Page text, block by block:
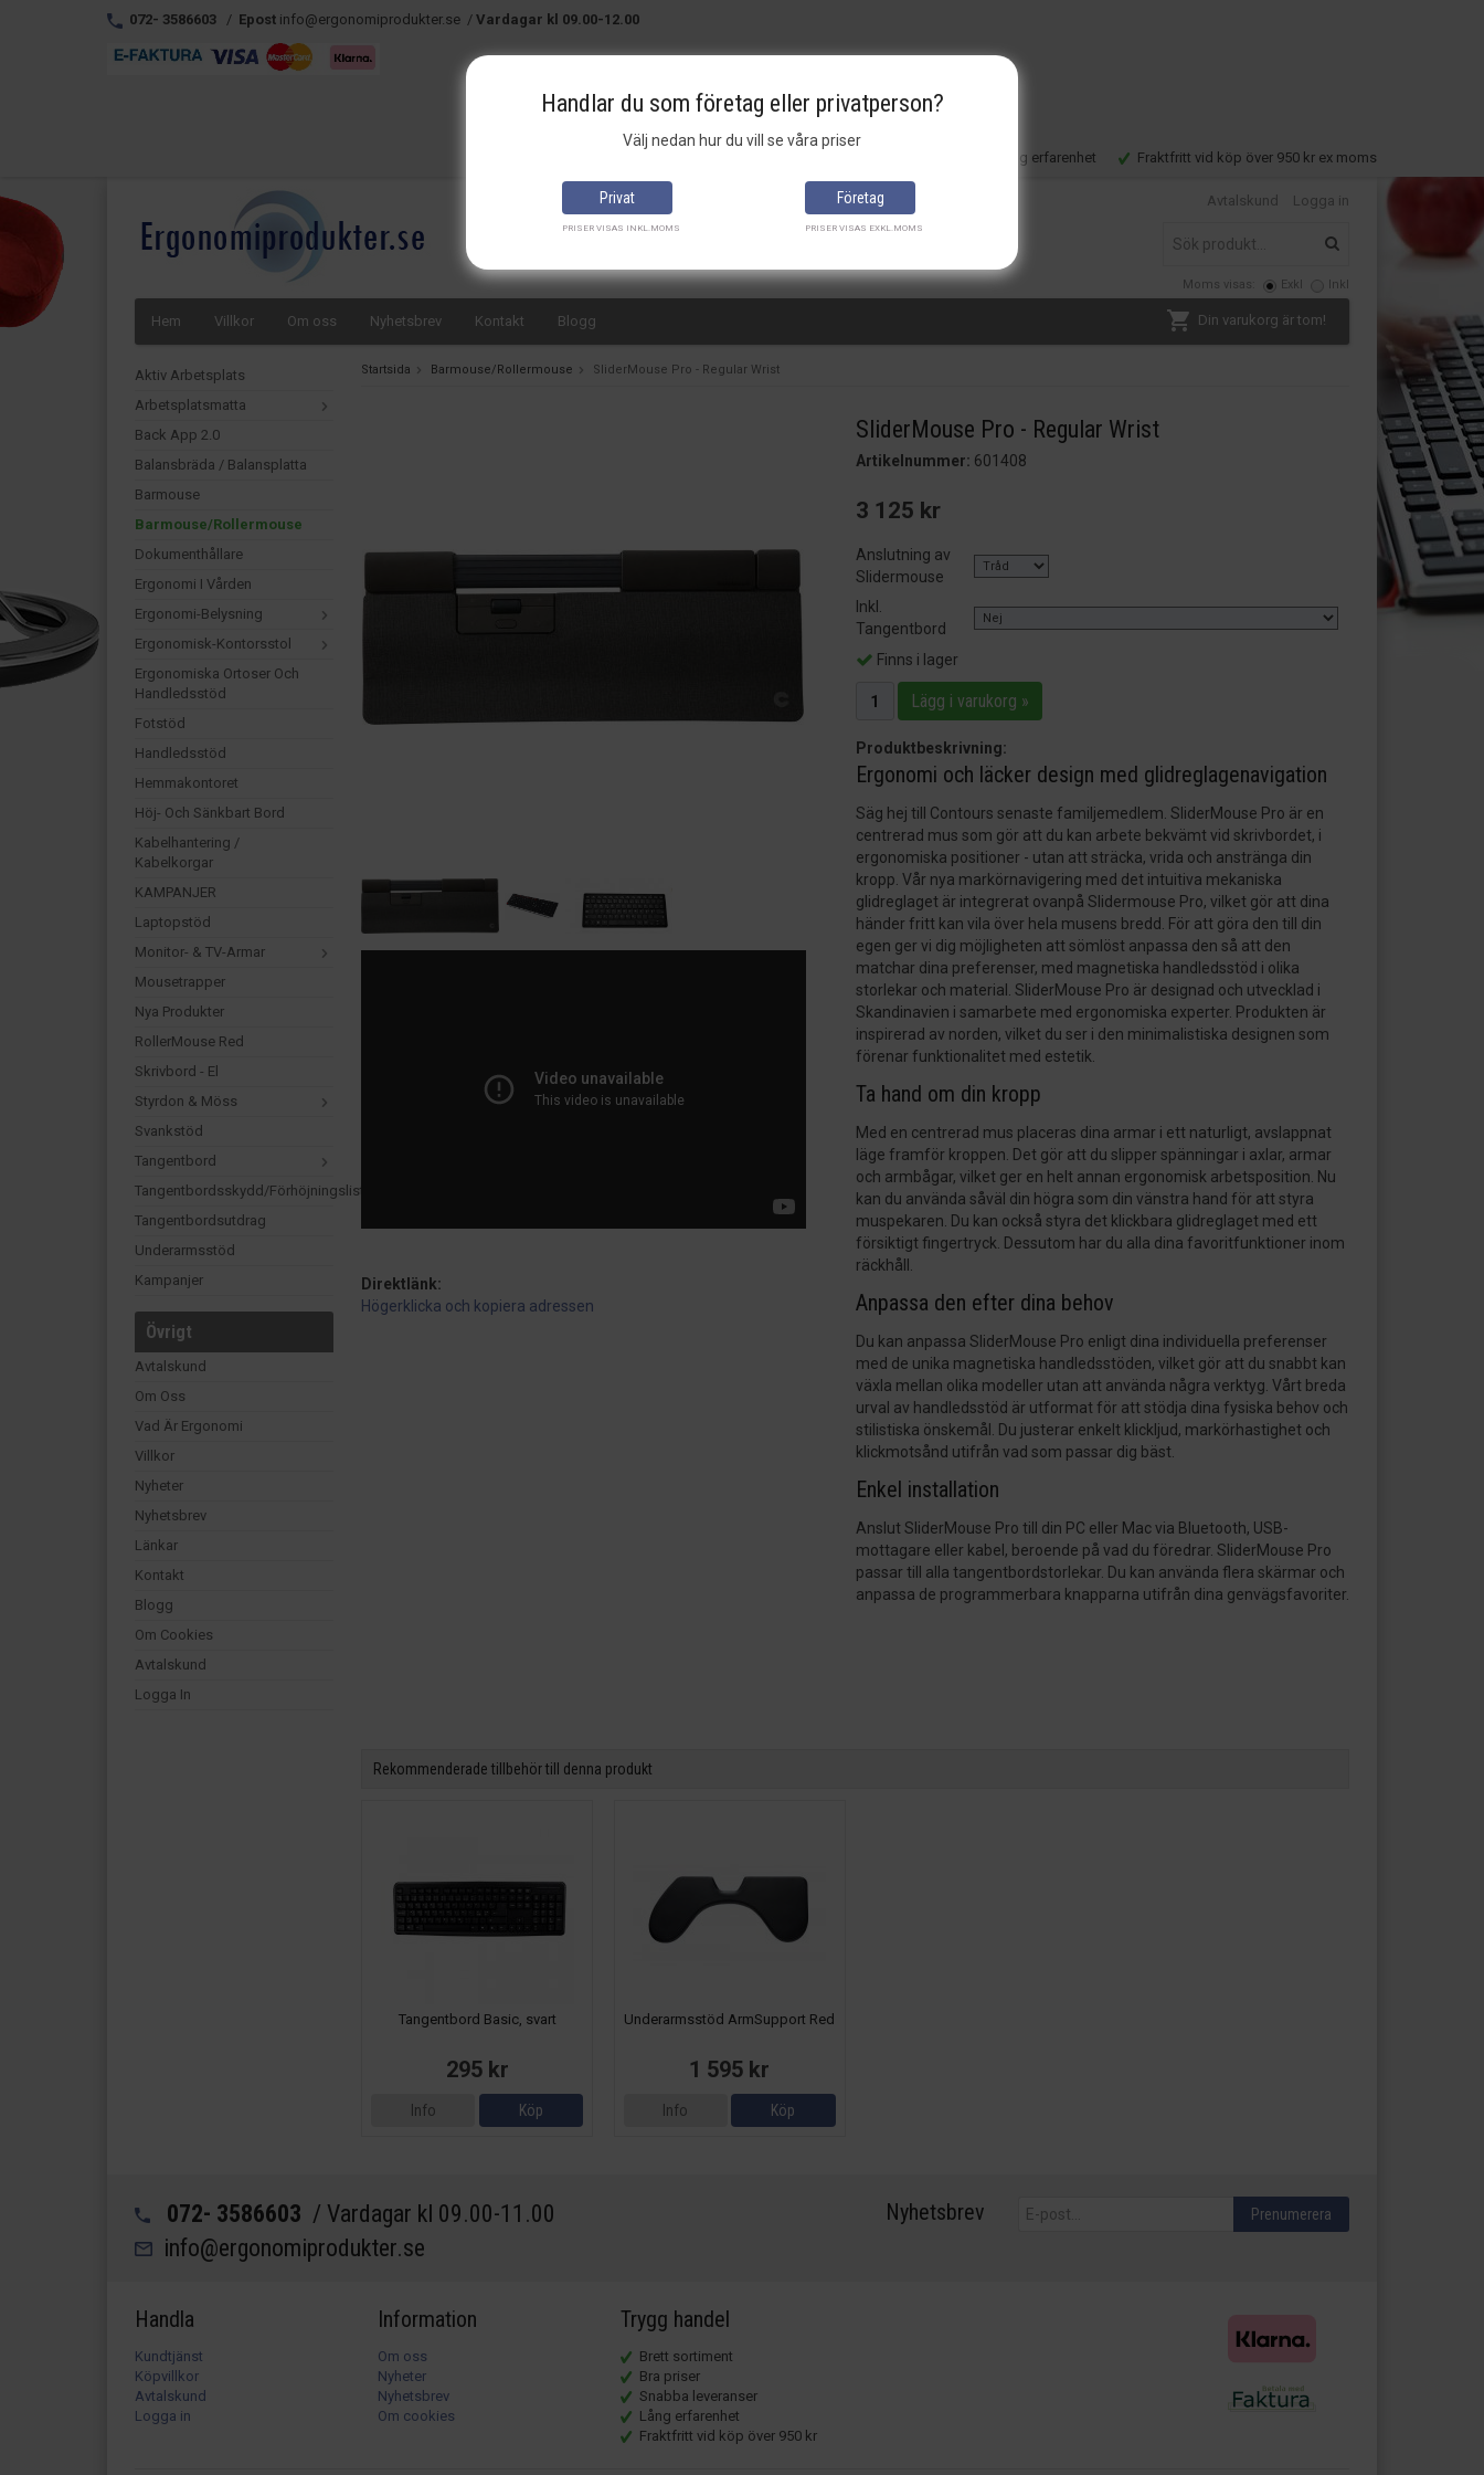
072- 3586603 / Epost info@ergonomiprodukter.se / Vardagar kl 09.00-12.00
Lång erfarenhet Fraktfritt vid köp över 950 kr ex moms
Avtalskund Logga in
Moms visas: Exkl Inkl
Hem Villkor Om oss Nyhetsbrev Kontakt Blogg Din varukorg är tom!
Aktiv Arbetsplats
Arbetsplatsmatta
Back App 2.0
Balansbräda / Balansplatta
Barmouse
Barmouse/Rollermouse
Dokumenthållare
Ergonomi I Vården
Ergonomi-Belysning
Ergonomisk-Kontorsstol
Ergonomiska Ortoser Och
Handledsstöd
Fotstöd
Handledsstöd
Hemmakontoret
Höj- Och Sänkbart Bord
Kabelhantering /
Kabelkorgar
KAMPANJER
Laptopstöd
Monitor- & TV-Armar
Mousetrapper
Nya Produkter
RollerMouse Red
Skrivbord - El
Styrdon & Möss
Svankstöd
Tangentbord
Tangentbordsskydd/förhöjningslist
Tangentbordsutdrag
Underarmsstöd
Kampanjer
Övrigt
Avtalskund
Om Oss
Vad Är Ergonomi
Villkor
Nyheter
Nyhetsbrev
Länkar
Kontakt
Blogg
Om Cookies
Avtalskund
Logga In
Startsida Barmouse/Rollermouse SliderMouse Pro - Regular Wrist
SliderMouse Pro - Regular Wrist
Artikelnummer: 601408
3 125 kr
Anslutning av
Slidermouse
Inkl.
Tangentbord
Finns i lager
Lägg i varukorg »
Produktbeskrivning:
Ergonomi och läcker design med glidreglagenavigation
Säg hej till Contours senaste familjemedlem. SliderMouse Pro är en
centrerad mus som gör att du kan arbete bekvämt vid skrivbordet, i
ergonomiska positioner - utan att sträcka, vrida och anstränga din
kropp. Vår nya markörnavigering med det intuitiva mekaniska
glidreglaget är integrerat ovanpå Slidermouse Pro, vilket gör att dina
händer fritt kan vila över hela musens bredd. För att göra den till din
egen ger vi dig möjligheten att sömlöst anpassa den så att den
matchar dina preferenser, med magnetiska handledsstöd i olika
storlekar och material. SliderMouse Pro är designad och utvecklad i
Skandinavien i samarbete med ergonomiska experter. Produkten är
inspirerad av norden, vilket du ser i den minimalistiska designen som
förenar funktionalitet med estetik.
Ta hand om din kropp
Med en centrerad mus placeras dina armar i ett naturligt, avslappnat
läge framför kroppen. Det gör att du slipper spänningar i axlar, armar
och armbågar, vilket ger en helt annan ergonomisk arbetsposition. Nu
kan du använda såväl din högra som din vänstra hand för att styra
muspekaren. Du kan också styra det klickbara glidreglaget med ett
försiktigt fingertryck. Dessutom har du alla dina favoritfunktioner inom
räckhåll.
Anpassa den efter dina behov
Du kan anpassa SliderMouse Pro enligt dina individuella preferenser
med de unika magnetiska handledsstöden, vilket gör att du snabbt kan
växla mellan olika modeller utan att använda några verktyg. Vårt breda
urval av handledsstöd är utformat för att stödja dina fysiska behov och
stilistiska önskemål. Du justerar enkelt klickljud, markörhastighet och
klickmotsånd utifrån vad som passar dig bäst.
Enkel installation
Anslut SliderMouse Pro till din PC eller Mac via Bluetooth, USB-
mottagare eller kabel, beroende på vad du föredrar. SliderMouse Pro
passar till alla tangentbordstorlekar. Du kan använda flera skärmar och
anpassa de programmerbara knapparna utifrån dina genvägsfavoriter.
Direktlänk:
Högerklicka och kopiera adressen
Rekommenderade tillbehör till denna produkt
Tangentbord Basic, svart
295 kr
Info Köp
Underarmsstöd ArmSupport Red
1 595 kr
Info Köp
072- 3586603 / Vardagar kl 09.00-11.00
info@ergonomiprodukter.se
Nyhetsbrev Prenumerera
Handla
Kundtjänst
Köpvillkor
Avtalskund
Logga in
Information
Om oss
Nyheter
Nyhetsbrev
Om cookies
Trygg handel
Brett sortiment
Bra priser
Snabba leveranser
Lång erfarenhet
Fraktfritt vid köp över 950 kr
Handlar du som företag eller privatperson?
Välj nedan hur du vill se våra priser
Privat
PRISER VISAS INKL.MOMS
Företag
PRISER VISAS EXKL.MOMS